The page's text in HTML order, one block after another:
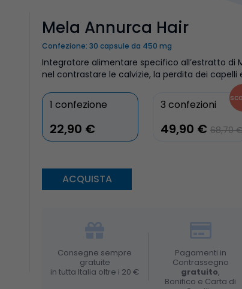
Mela Annurca Hair
Confezione: 30 capsule da 450 mg
Integratore alimentare specifico all’estratto di
nel contrastare le calvizie, la perdita dei
22,90 €
1 confezione
49,90 € 68,70 €
3 confezioni
Consegne sempre
gratuite
in tutta Italia oltre i 20 €
Pagamenti in
Contrassegno
gratuito,
Bonifico e Carta di